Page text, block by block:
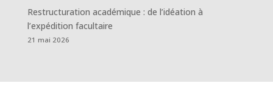
Restructuration académique : de l’idéation à
l’expédition facultaire
21 mai 2026